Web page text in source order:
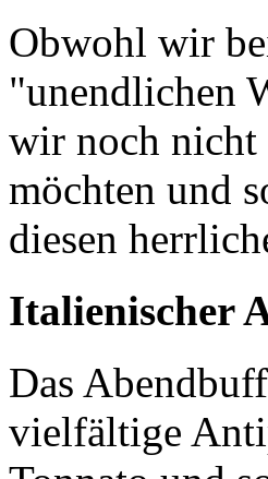
Obwohl wir
"unendlichen
wir noch nicht
möchten und
diesen
Italienischer
Das
vielfältige